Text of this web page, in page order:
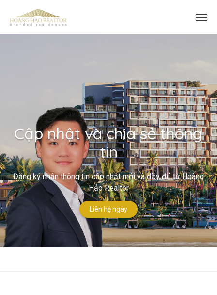
Cập nhật và chia sẻ thông
tin
Đăng ký nhận thông tin cập nhật mới và đầy đủ từ Hoàng
Hảo Realtor
Liên hệ ngay